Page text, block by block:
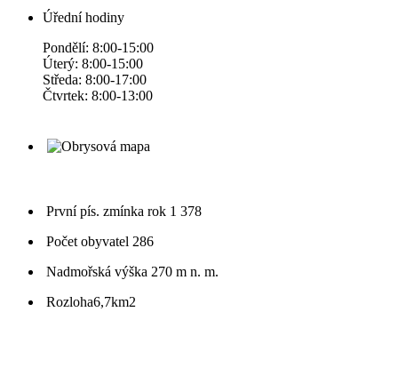
Úřední hodiny
Pondělí: 8:00-15:00
Úterý: 8:00-15:00
Středa: 8:00-17:00
Čtvrtek: 8:00-13:00
První pís. zmínka rok 1 378
Počet obyvatel 286
Nadmořská výška 270 m n. m.
Rozloha6,7km2